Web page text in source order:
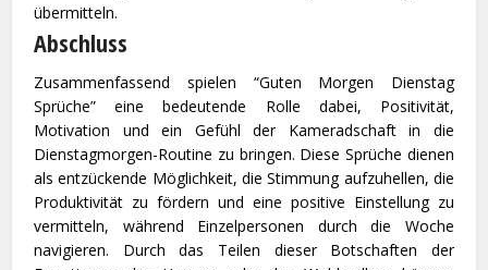
übermitteln.
Abschluss
Zusammenfassend spielen “Guten Morgen Dienstag
Sprüche” eine bedeutende Rolle dabei, Positivität,
Motivation und ein Gefühl der Kameradschaft in die
Dienstagmorgen-Routine zu bringen. Diese Sprüche dienen
als entzückende Möglichkeit, die Stimmung aufzuhellen, die
Produktivität zu fördern und eine positive Einstellung zu
vermitteln, während Einzelpersonen durch die Woche
navigieren. Durch das Teilen dieser Botschaften der